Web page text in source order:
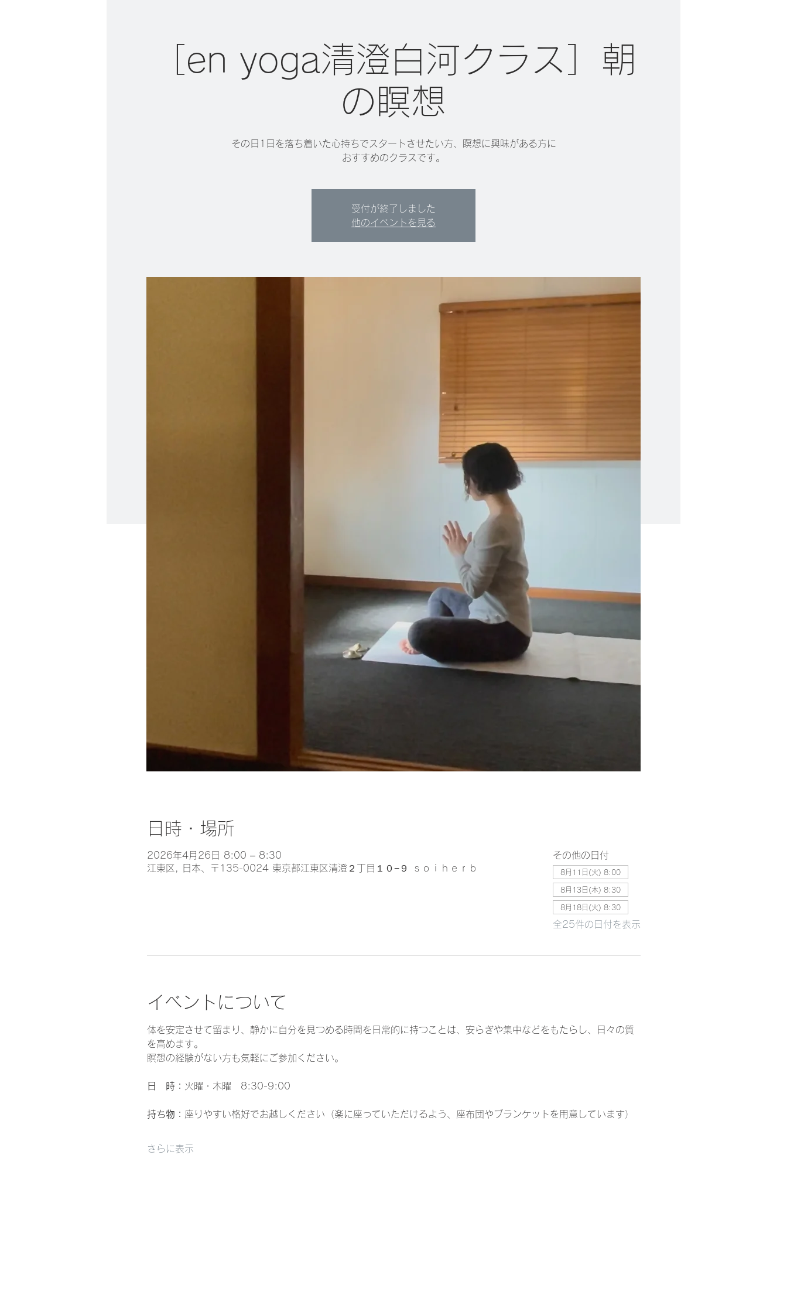
［en yoga清澄白河クラス］朝
の瞑想
その日1日を落ち着いた心持ちでスタートさせたい方、瞑想に興味がある方に
おすすめのクラスです。
受付が終了しました
他のイベントを見る
日時・場所
2026年4月26日 8:00 – 8:30
江東区, 日本、〒135-0024 東京都江東区清澄２丁目１０−９ ｓｏｉｈｅｒｂ
その他の日付
8月11日(火) 8:00
8月13日(木) 8:30
8月18日(火) 8:30
全25件の日付を表示
イベントについて
体を安定させて留まり、静かに自分を見つめる時間を日常的に持つことは、安らぎや集中などをもたらし、日々の質
を高めます。
瞑想の経験がない方も気軽にご参加ください。
日　時： 火曜・木曜　8:30-9:00
持ち物： 座りやすい格好でお越しください（楽に座っていただけるよう、座布団やブランケットを用意しています）
さらに表示